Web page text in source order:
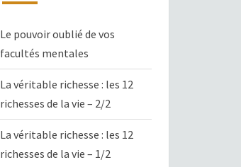
Le pouvoir oublié de vos
facultés mentales
La véritable richesse : les 12
richesses de la vie – 2/2
La véritable richesse : les 12
richesses de la vie – 1/2